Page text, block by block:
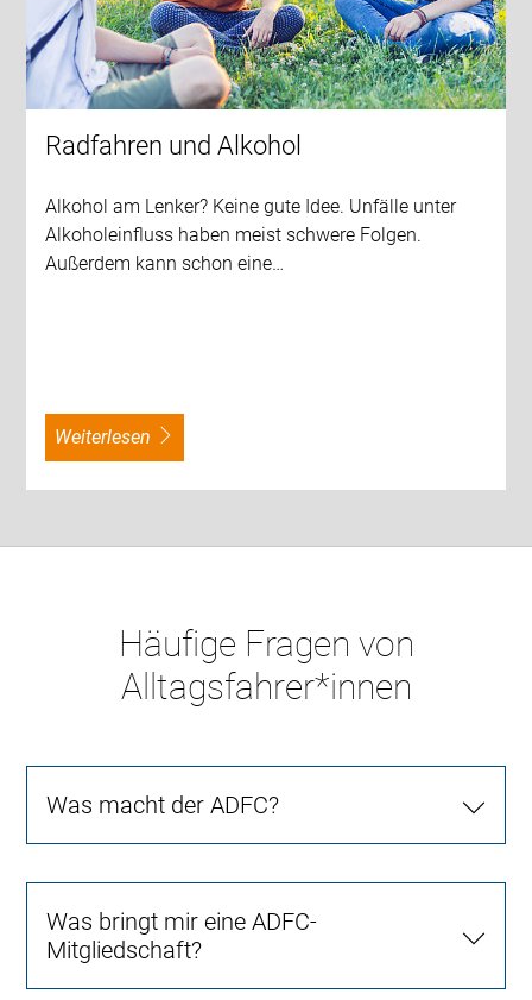
Radfahren und Alkohol
Alkohol am Lenker? Keine gute Idee. Unfälle unter
Alkoholeinfluss haben meist schwere Folgen.
Außerdem kann schon eine…
weiterlesen
Häufige Fragen von
Alltagsfahrer*innen
Was macht der ADFC?
Was bringt mir eine ADFC-
Mitgliedschaft?